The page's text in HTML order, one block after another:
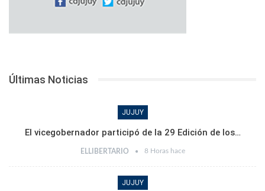
Últimas Noticias
JUJUY
El vicegobernador participó de la 29 Edición de los…
ELLIBERTARIO 8 Horas hace
JUJUY